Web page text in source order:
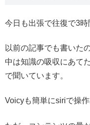
今日も出張で往復で3時
以前の記事でも書いた
中は知識の吸収にあて
で聞いています。
Voicyも簡単にsiriで操